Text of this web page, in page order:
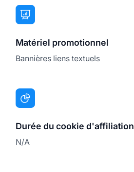
Matériel promotionnel
Bannières liens textuels
Durée du cookie d'affiliation
N/A